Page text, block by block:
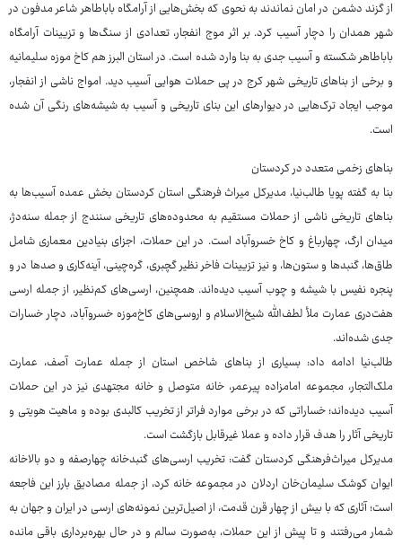
از گزند دشمن در امان نماندند به نحوی که بخش‌هایی از آرامگاه باباطاهر شاعر مدفون در
شهر همدان را دچار آسیب کرد. بر اثر موج انفجار، تعدادی از سنگ‌ها و تزیینات آرامگاه
باباطاهر شکسته و آسیب جدی به بنا وارد شده است. در استان البرز هم کاخ موزه سلیمانیه
و برخی از بناهای تاریخی شهر کرج در پی حملات هوایی آسیب دید. امواج ناشی از انفجار،
موجب ایجاد ترک‌هایی در دیوارهای این بنای تاریخی و آسیب به شیشه‌های رنگی آن شده
است.
بناهای زخمی متعدد در کردستان
بنا به گفته پویا طالب‌نیا، مدیرکل میراث فرهنگی استان کردستان بخش عمده آسیب‌ها به
بناهای تاریخی ناشی از حملات مستقیم به محدوده‌های تاریخی سنندج از جمله سنه‌دژ،
میدان ارگ، چهارباغ و کاخ خسروآباد است. در این حملات، اجزای بنیادین معماری شامل
طاق‌ها، گنبدها و ستون‌ها، و نیز تزیینات فاخر نظیر گچبری، گره‌چینی، آینه‌کاری و صدها در و
پنجره نفیس با شیشه و چوب آسیب دیده‌اند. همچنین، ارسی‌های کم‌نظیر، از جمله ارسی
هفت‌دری عمارت ملأ لطف‌الله شیخ‌الاسلام و اروسی‌های کاخ‌موزه خسروآباد، دچار خسارات
جدی شده‌اند.
طالب‌نیا ادامه داد: بسیاری از بناهای شاخص استان از جمله عمارت آصف، عمارت
ملک‌التجار، مجموعه امامزاده پیرعمر، خانه متوصل و خانه مجتهدی نیز در این حملات
آسیب دیده‌اند؛ خساراتی که در برخی موارد فراتر از تخریب کالبدی بوده و ماهیت هویتی و
تاریخی آثار را هدف قرار داده و عملا غیرقابل بازگشت است.
مدیرکل میراث‌فرهنگی کردستان گفت: تخریب ارسی‌های گنبدخانه چهارصفه و دو بالاخانه
ایوان کوشک سلیمان‌خان اردلان در مجموعه خانه کرد، از جمله مصادیق بارز این فاجعه
است؛ آثاری که با بیش از چهار قرن قدمت، از اصیل‌ترین نمونه‌های ارسی در ایران و جهان به
شمار می‌رفتند و تا پیش از این حملات، به‌صورت سالم و در حال بهره‌برداری باقی مانده